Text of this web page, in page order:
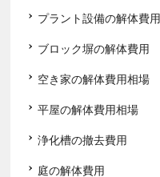
プラント設備の解体費用
ブロック塀の解体費用
空き家の解体費用相場
平屋の解体費用相場
浄化槽の撤去費用
庭の解体費用